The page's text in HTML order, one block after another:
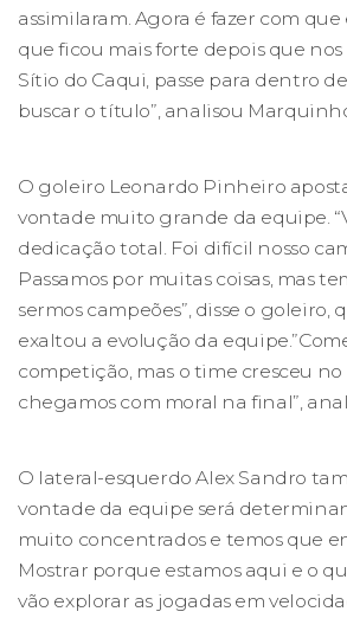
assimilaram. Agora é fazer com
que ficou mais forte depois que
Sítio do Caqui, passe para dentro
buscar o título”, analisou
O goleiro Leonardo Pinheiro
vontade muito grande da equipe.
dedicação total. Foi difícil nosso
Passamos por muitas coisas, mas
sermos campeões”, disse o goleiro,
exaltou a evolução da
competição, mas o time cresceu
chegamos com moral na final”,
O lateral-esquerdo Alex Sandro
vontade da equipe será
muito concentrados e temos que
Mostrar porque estamos aqui e o
vão explorar as jogadas em